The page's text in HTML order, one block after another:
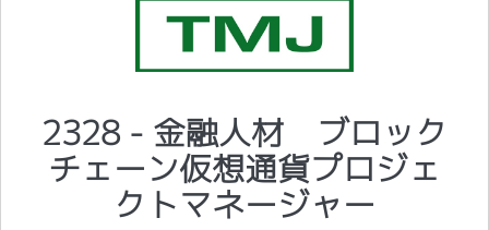
2328 - 金融人材 ブロック
チェーン仮想通貨プロジェ
クトマネージャー